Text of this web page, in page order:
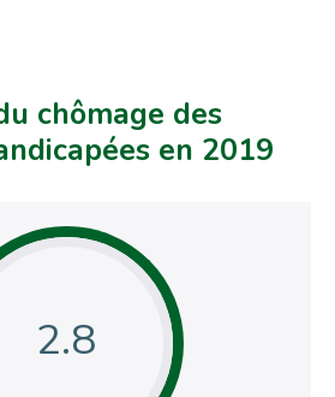
chômage des
en 2019
2.8